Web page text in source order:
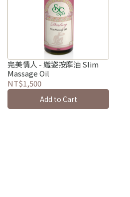
完美情人 - 纖姿按摩油 Slim
Massage Oil
NT$1,500
Add to Cart